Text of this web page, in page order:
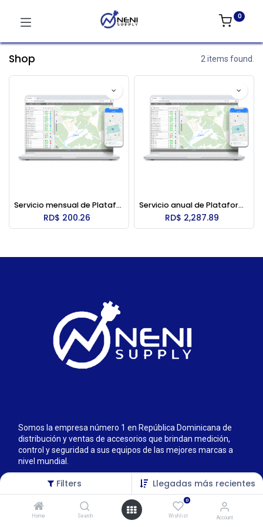
Filters Llegadas más recientes
Home Search
0
Wishlist Account
0
Shop 2 items found.
Servicio mensual de Plataforma Wialon
RD$ 200.26
Servicio anual de Plataforma Wialon
RD$ 2,287.89
Somos la empresa número 1 en República Dominicana de
distribución y ventas de accesorios que brindan medición,
control y seguridad a sus equipos de las mejores marcas a
nivel mundial.